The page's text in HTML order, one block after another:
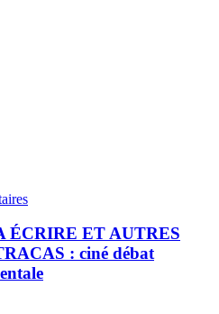
ÉCRIRE ET AUTRES
: ciné débat